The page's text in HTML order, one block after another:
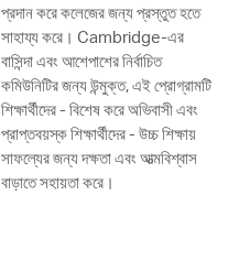
প্রদান করে কলেজের জন্য প্রস্তুত হতে
সাহায্য করে। Cambridge-এর
বাসিন্দা এবং আশেপাশের নির্বাচিত
কমিউনিটির জন্য উন্মুক্ত, এই প্রোগ্রামটি
শিক্ষার্থীদের - বিশেষ করে অভিবাসী এবং
প্রাপ্তবয়স্ক শিক্ষার্থীদের - উচ্চ শিক্ষায়
সাফল্যের জন্য দক্ষতা এবং আত্মবিশ্বাস
বাড়াতে সহায়তা করে।